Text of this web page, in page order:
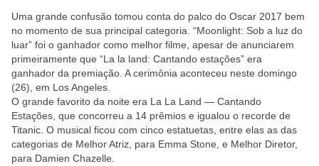
Uma grande confusão tomou conta do palco do Oscar 2017 bem
no momento de sua principal categoria. “Moonlight: Sob a luz do
luar” foi o ganhador como melhor filme, apesar de anunciarem
primeiramente que “La la land: Cantando estações” era
ganhador da premiação. A cerimônia aconteceu neste domingo
(26), em Los Angeles.
O grande favorito da noite era La La Land — Cantando
Estações, que concorreu a 14 prêmios e igualou o recorde de
Titanic. O musical ficou com cinco estatuetas, entre elas as das
categorias de Melhor Atriz, para Emma Stone, e Melhor Diretor,
para Damien Chazelle.